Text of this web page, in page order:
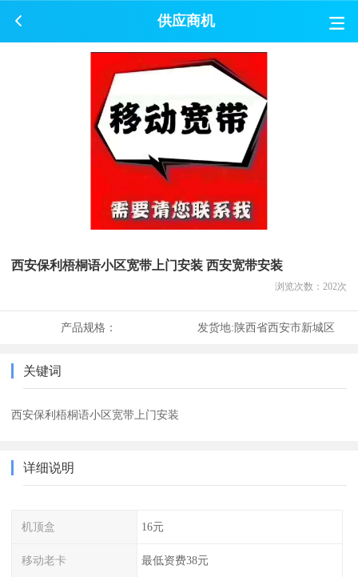
供应商机
西安保利梧桐语小区宽带上门安装 西安宽带安装
浏览次数： 202次
产品规格： 发货地:陕西省西安市新城区
关键词
西安保利梧桐语小区宽带上门安装
详细说明
机顶盒 16元
移动老卡 最低资费38元